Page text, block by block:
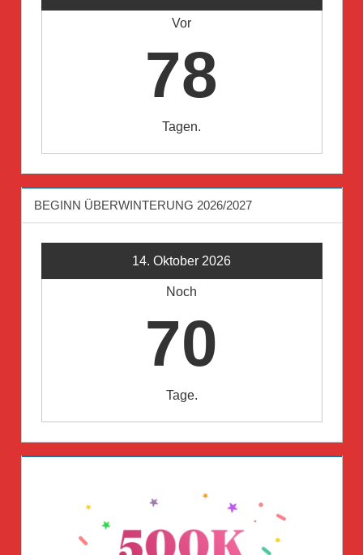
Vor
78
Tagen.
BEGINN ÜBERWINTERUNG 2026/2027
14. Oktober 2026
Noch
70
Tage.